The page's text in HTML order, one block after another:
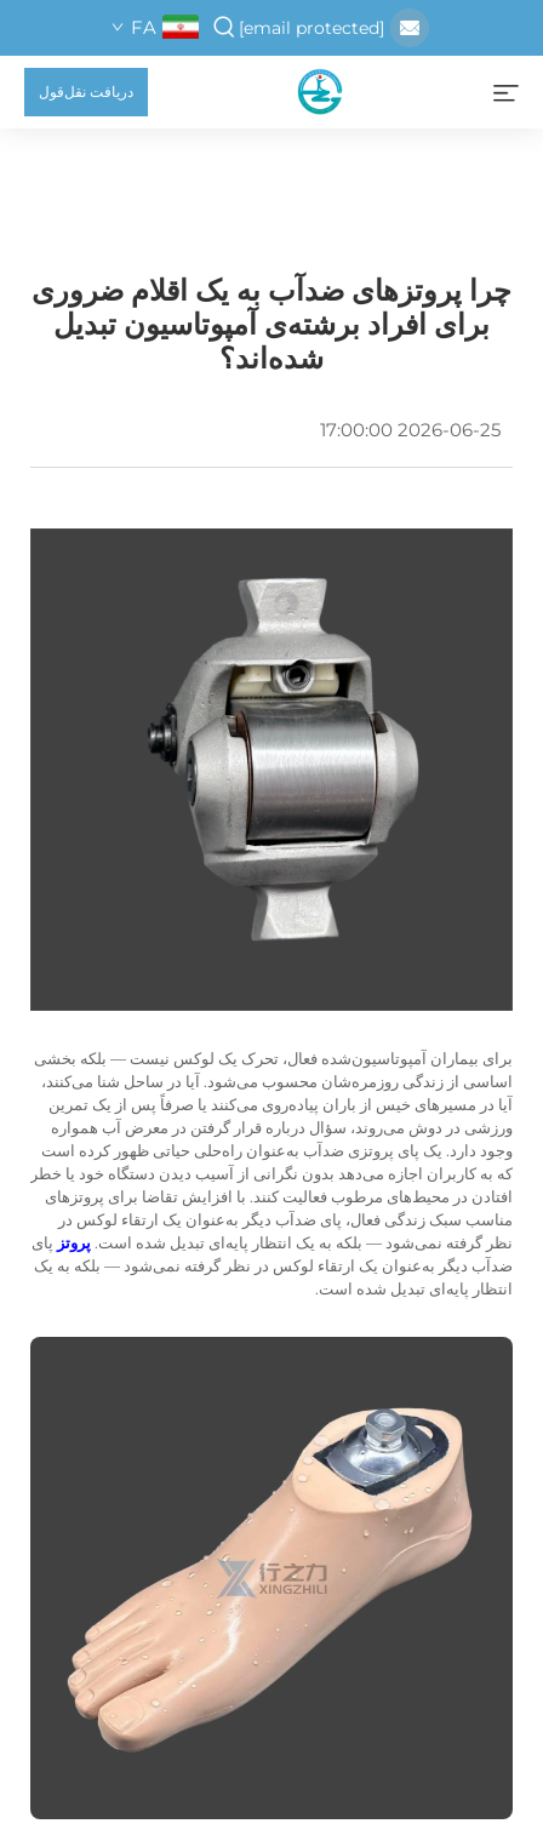
[email protected]
FA
دریافت نقل‌قول
چرا پروتزهای ضدآب به یک اقلام ضروری
برای افراد برشته‌ی آمپوتاسیون تبدیل
شده‌اند؟
2026-06-25 17:00:00
برای بیماران آمپوتاسیون‌شده فعال، تحرک یک لوکس نیست — بلکه بخشی
اساسی از زندگی روزمره‌شان محسوب می‌شود. آیا در ساحل شنا می‌کنند،
آیا در مسیرهای خیس از باران پیاده‌روی می‌کنند یا صرفاً پس از یک تمرین
ورزشی در دوش می‌روند، سؤال درباره قرار گرفتن در معرض آب همواره
وجود دارد. یک پاى پروتزی ضدآب به‌عنوان راه‌حلی حیاتی ظهور کرده است
که به کاربران اجازه می‌دهد بدون نگرانی از آسیب دیدن دستگاه خود یا خطر
افتادن در محیط‌های مرطوب فعالیت کنند. با افزایش تقاضا برای پروتزهای
مناسب سبک زندگی فعال، پاى ضدآب دیگر به‌عنوان یک ارتقاء لوکس در
نظر گرفته نمی‌شود — بلکه به یک انتظار پایه‌ای تبدیل شده است. پروتز پاى
ضدآب دیگر به‌عنوان یک ارتقاء لوکس در نظر گرفته نمی‌شود — بلکه به یک
انتظار پایه‌ای تبدیل شده است.